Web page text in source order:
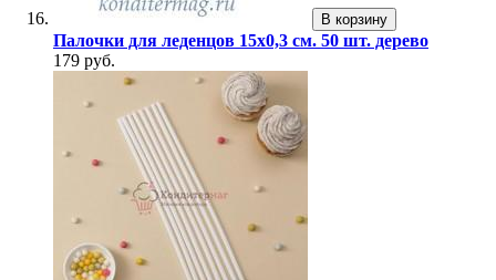
В корзину
Палочки для леденцов 15х0,3 см. 50 шт. дерево
179 руб.